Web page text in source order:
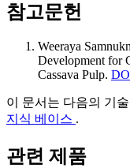
참고문헌
Weeraya
Development for
Cassava Pulp.
이 문서는 다음의 기
지식 베이스 .
관련 제품